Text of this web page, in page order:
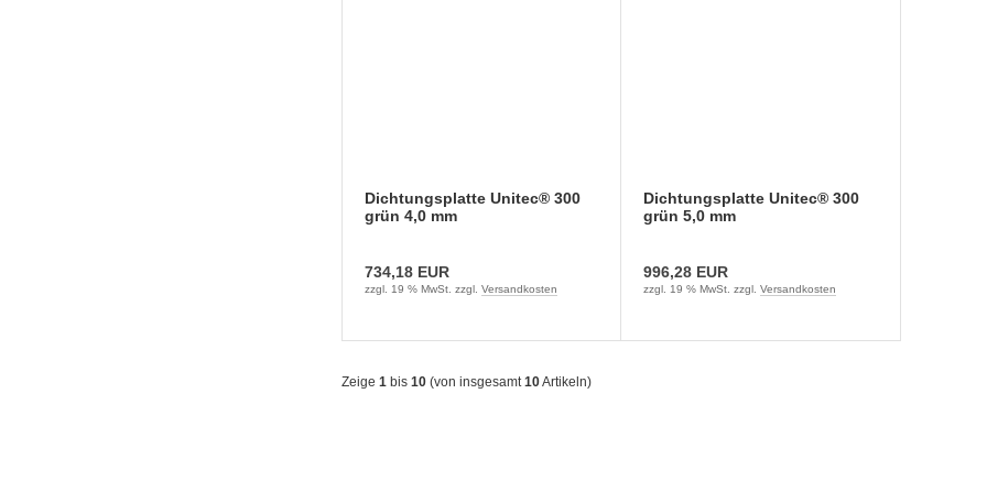
Dichtungsplatte Unitec® 300
grün 4,0 mm
734,18 EUR
zzgl. 19 % MwSt. zzgl. Versandkosten
Dichtungsplatte Unitec® 300
grün 5,0 mm
996,28 EUR
zzgl. 19 % MwSt. zzgl.Versandkosten
Zeige 1 bis 10 (von insgesamt10Artikeln)